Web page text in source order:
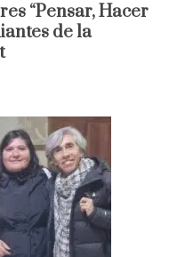
“Pensar, Hacer
de la